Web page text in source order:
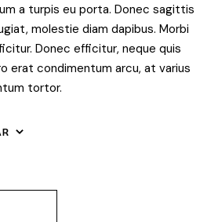
a turpis eu porta. Donec sagittis
molestie diam dapibus. Morbi
Donec efficitur, neque quis
erat condimentum arcu, at varius
tortor.